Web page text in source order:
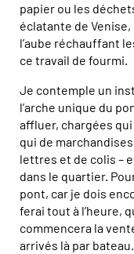
papier ou les
éclatante de
l’aube réchauffant
ce travail de fourmi.
Je contemple un
l’arche unique du
affluer, chargées
qui de
lettres et de colis –
dans le quartier.
pont, car je dois
ferai tout à l’heure,
commencera la
arrivés là par